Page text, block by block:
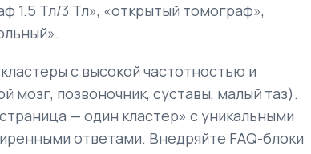
1.5 Тл/3 Тл», «открытый томограф»,
с высокой частотностью и
мозг, позвоночник, суставы, малый таз).
— один кластер» с уникальными
ответами. Внедряйте FAQ-блоки